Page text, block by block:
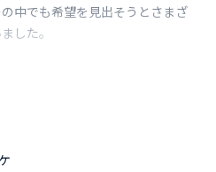
中でも希望を見出そうとさまざ
した。